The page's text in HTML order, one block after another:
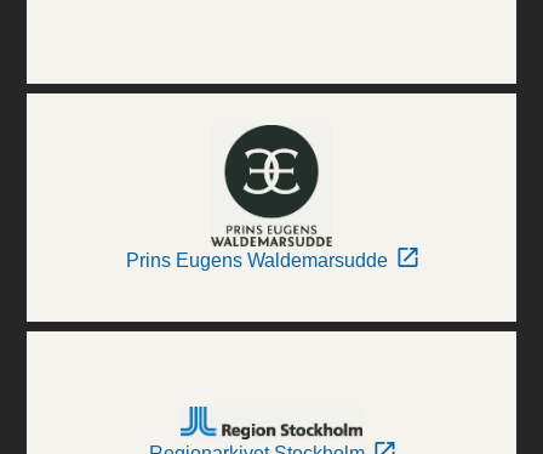
Prins Eugens Waldemarsudde